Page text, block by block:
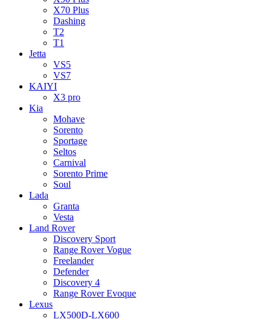
X70 Plus
Dashing
T2
T1
Jetta
VS5
VS7
KAIYI
X3 pro
Kia
Mohave
Sorento
Sportage
Seltos
Carnival
Sorento Prime
Soul
Lada
Granta
Vesta
Land Rover
Discovery Sport
Range Rover Vogue
Freelander
Defender
Discovery 4
Range Rover Evoque
Lexus
LX500D-LX600